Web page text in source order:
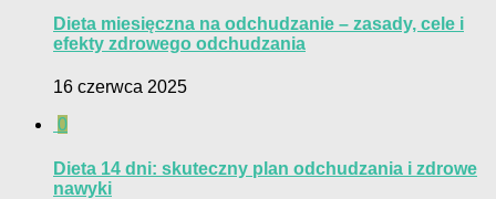
Dieta miesięczna na odchudzanie – zasady, cele i
efekty zdrowego odchudzania
16 czerwca 2025
0
Dieta 14 dni: skuteczny plan odchudzania i zdrowe
nawyki